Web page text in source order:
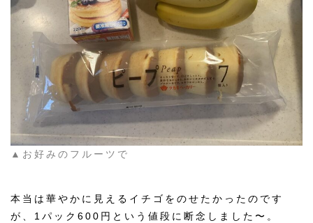
▲お好みのフルーツで
本当は華やかに見えるイチゴをのせたかったのです
が、1パック600円という値段に断念しました〜。